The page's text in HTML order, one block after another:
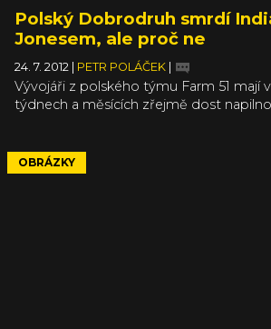
Polský Dobrodruh smrdí
Jonesem, ale proč ne
24. 7. 2012 PETR POLÁČEK
Vývojáři z polského týmu Farm 51 mají
týdnech a měsících zřejmě dost
konspirační akce Demons of War, kutí
ještě indianajonsovsko-
OBRÁZKY